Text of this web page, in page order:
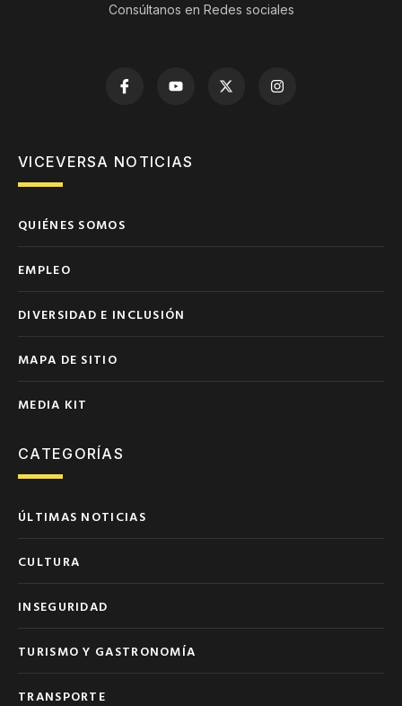
Consúltanos en Redes sociales
VICEVERSA NOTICIAS
QUIÉNES SOMOS
EMPLEO
DIVERSIDAD E INCLUSIÓN
MAPA DE SITIO
MEDIA KIT
CATEGORÍAS
ÚLTIMAS NOTICIAS
CULTURA
INSEGURIDAD
TURISMO Y GASTRONOMÍA
TRANSPORTE